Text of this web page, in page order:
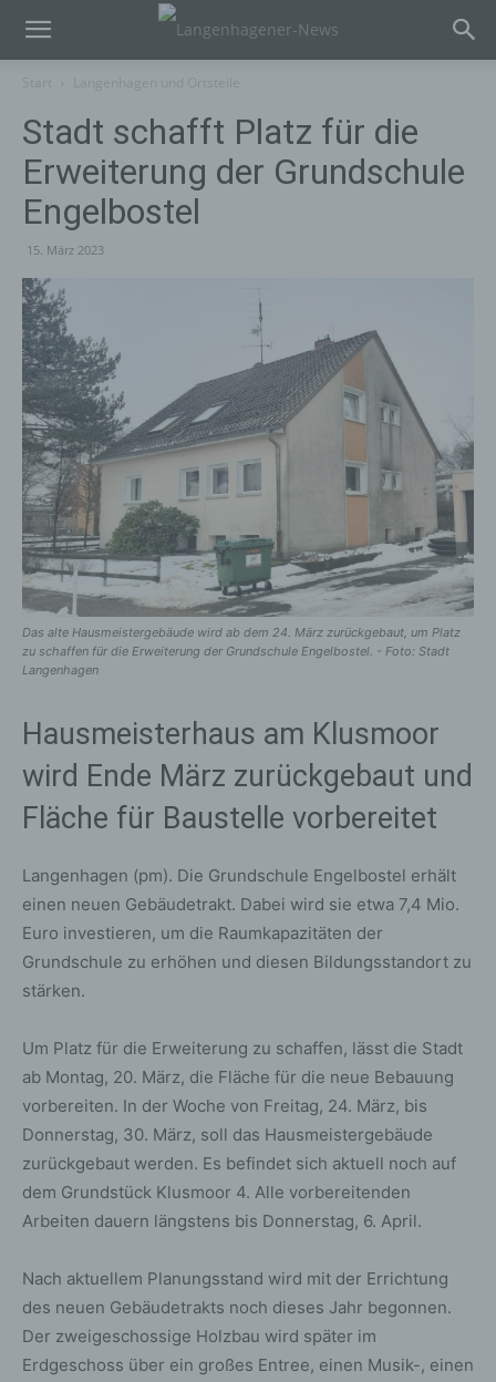
Stadt schafft Platz für die
Erweiterung der Grundschule
Engelbostel
15. März 2023
Das alte Hausmeistergebäude wird ab dem 24. März zurückgebaut, um Platz
zu schaffen für die Erweiterung der Grundschule Engelbostel. - Foto: Stadt
Langenhagen
Hausmeisterhaus am Klusmoor
wird Ende März zurückgebaut und
Fläche für Baustelle vorbereitet
Langenhagen (pm). Die Grundschule Engelbostel erhält
einen neuen Gebäudetrakt. Dabei wird sie etwa 7,4 Mio.
Euro investieren, um die Raumkapazitäten der
Grundschule zu erhöhen und diesen Bildungsstandort zu
stärken.
Um Platz für die Erweiterung zu schaffen, lässt die Stadt
ab Montag, 20. März, die Fläche für die neue Bebauung
vorbereiten. In der Woche von Freitag, 24. März, bis
Donnerstag, 30. März, soll das Hausmeistergebäude
zurückgebaut werden. Es befindet sich aktuell noch auf
dem Grundstück Klusmoor 4. Alle vorbereitenden
Arbeiten dauern längstens bis Donnerstag, 6. April.
Nach aktuellem Planungsstand wird mit der Errichtung
des neuen Gebäudetrakts noch dieses Jahr begonnen.
Der zweigeschossige Holzbau wird später im
Erdgeschoss über ein großes Entree, einen Musik-, einen